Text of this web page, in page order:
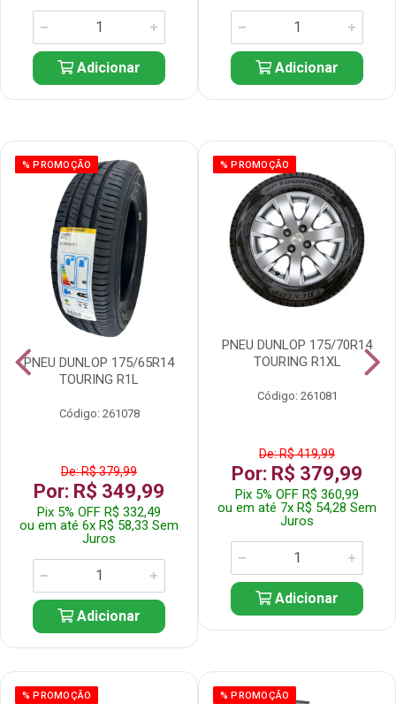
Adicionar Adicionar
% PROMOÇÃO
PNEU DUNLOP 175/65R14
TOURING R1L
Código: 261078
De: R$ 379,99
Por: R$ 349,99
Pix 5% OFF R$ 332,49
ou em até 6x R$ 58,33 Sem
Juros
Adicionar
% PROMOÇÃO
PNEU DUNLOP 175/70R14
TOURING R1XL
Código: 261081
De: R$ 419,99
Por: R$ 379,99
Pix 5% OFF R$ 360,99
ou em até 7x R$ 54,28 Sem
Juros
Adicionar
% PROMOÇÃO % PROMOÇÃO